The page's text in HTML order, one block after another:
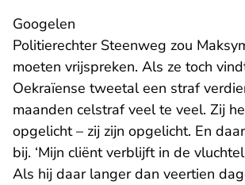
Googelen
Politierechter Steenweg zou
moeten vrijspreken. Als ze toch
Oekraïense tweetal een straf
maanden celstraf veel te veel. Zij
opgelicht – zij zijn opgelicht. En
bij. ‘Mijn cliënt verblijft in de
Als hij daar langer dan veertien